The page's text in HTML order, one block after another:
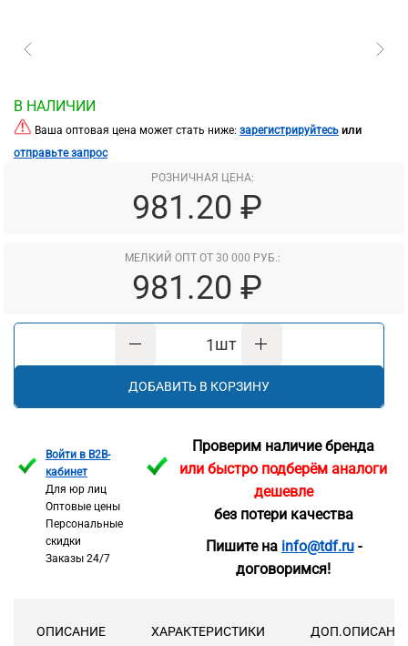
В НАЛИЧИИ
Ваша оптовая цена может стать ниже: зарегистрируйтесь или
отправьте запрос
РОЗНИЧНАЯ ЦЕНА:
981.20 ₽
МЕЛКИЙ ОПТ ОТ 30 000 РУБ.:
981.20 ₽
шт
ДОБАВИТЬ В КОРЗИНУ
Войти в B2B-
кабинет
Для юр лиц
Оптовые цены
Персональные
скидки
Заказы 24/7
Проверим наличие бренда
или быстро подберём аналоги
дешевле
без потери качества
Пишите на info@tdf.ru-
договоримся!
ОПИСАНИЕ ХАРАКТЕРИСТИКИ